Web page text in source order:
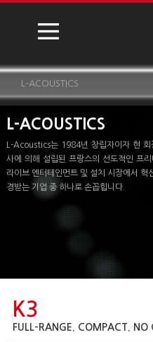
L-ACOUSTICS
L-ACOUSTICS
L-Acoustics는 1984년 창립자이자 현
사에 의해 설립된 프랑스의 선도적인 프
라이브 엔터테인먼트 및 설치 시장에서
경받는 기업 중 하나로 손꼽힙니다.
K3
FULL-RANGE. COMPACT. NO